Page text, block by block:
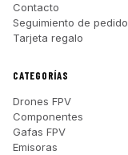
Contacto
Seguimiento de pedido
Tarjeta regalo
CATEGORÍAS
Drones FPV
Componentes
Gafas FPV
Emisoras